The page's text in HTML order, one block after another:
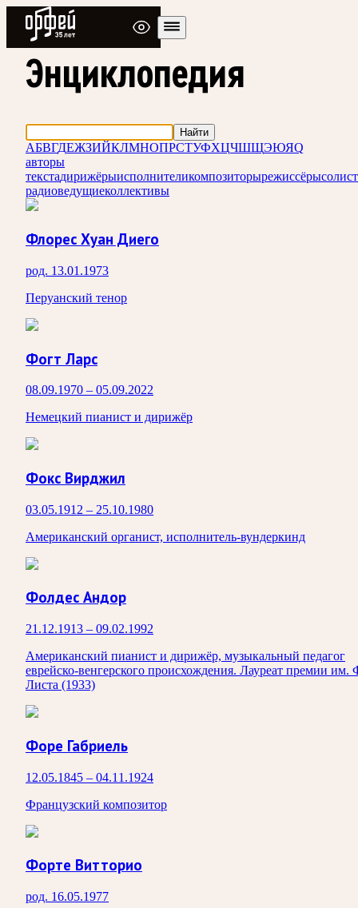
Радио Орфей
Энциклопедия
Найти
АБВГДЕЖЗИЙКЛМНОПРСТУФХЦЧШЩЭЮЯQ
авторы
текстадирижёрыисполнителикомпозиторырежиссёры
радиоведущиеколлективы
Флорес Хуан Диего
род. 13.01.1973
Перуанский тенор
Фогт Ларс
08.09.1970 – 05.09.2022
Немецкий пианист и дирижёр
Фокс Вирджил
03.05.1912 – 25.10.1980
Американский органист, исполнитель-вундеркинд
Фолдес Андор
21.12.1913 – 09.02.1992
Американский пианист и дирижёр, музыкальный педагог
еврейско-венгерского происхождения. Лауреат премии им.
Листа (1933)
Форе Габриель
12.05.1845 – 04.11.1924
Французский композитор
Форте Витторио
род. 16.05.1977